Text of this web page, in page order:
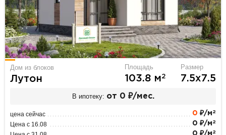
Дом из блоков
Лутон
Площадь
103.8 м2
Размер
7.5х7.5
В ипотеку: от 0 ₽/мес.
цена сейчас 0 ₽/м 2
Цена с 16.08 0 ₽/м 2
0 ₽/м 2